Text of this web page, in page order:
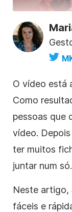
O vídeo está
Como
pessoas que
vídeo.
ter muitos
juntar num só.
Neste artigo,
fáceis e